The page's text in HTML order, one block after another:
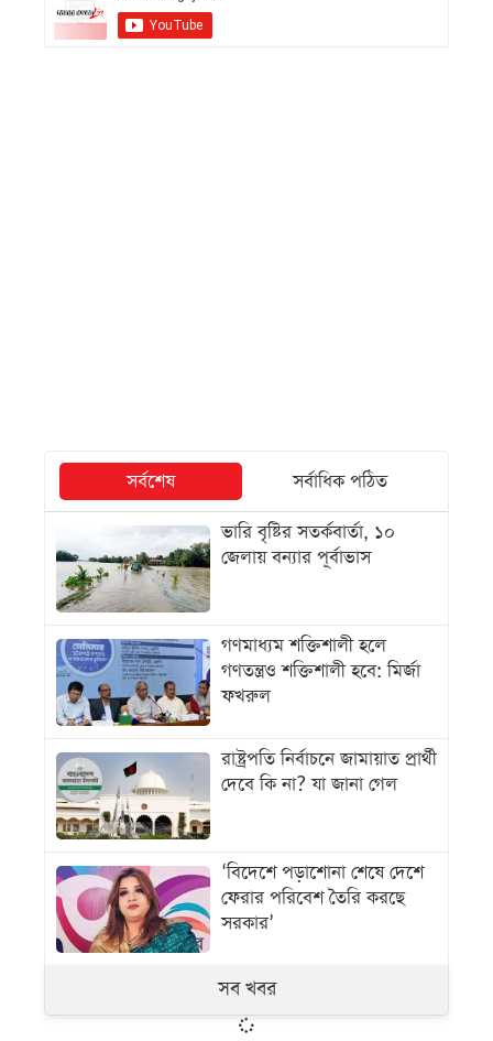
সর্বশেষ
সর্বাধিক পঠিত
ভারি বৃষ্টির সতর্কবার্তা, ১০
জেলায় বন্যার পূর্বাভাস
গণমাধ্যম শক্তিশালী হলে
গণতন্ত্রও শক্তিশালী হবে: মির্জা
ফখরুল
রাষ্ট্রপতি নির্বাচনে জামায়াত প্রার্থী
দেবে কি না? যা জানা গেল
‘বিদেশে পড়াশোনা শেষে দেশে
ফেরার পরিবেশ তৈরি করছে
সরকার’
সব খবর